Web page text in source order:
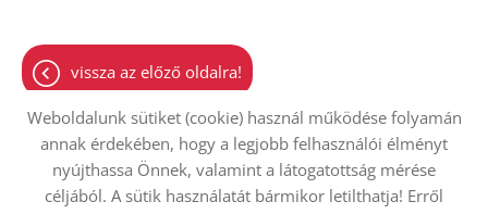
vissza az előző oldalra!
Oldal információk Adatkezelési tájékoztató ÁSZF
Weboldalunk sütiket (cookie) használ működése folyamán
annak érdekében, hogy a legjobb felhasználói élményt
nyújthassa Önnek, valamint a látogatottság mérése
céljából. A sütik használatát bármikor letilthatja! Erről